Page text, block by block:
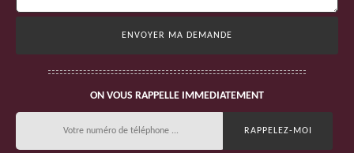
ON VOUS RAPPELLE IMMEDIATEMENT